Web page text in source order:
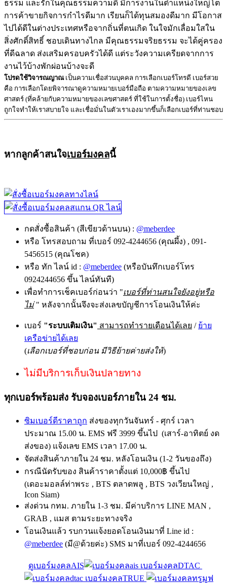
ธรรม และรักในคุณธรรมความดี มีการงานในตำแหน่งใหญ่โต
การค้าขายกิจการกำไรดีมาก เรียนก็ได้ทุนสมองดีมาก มีโอกาส
ไปได้ดีในต่างประเทศหรือจากถิ่นที่ตนเกิด ในใจมักเลื่อมใสใน
สิ่งศักดิ์สิทธิ์ ชอบเดินทางไกล มีคุณธรรมจริยธรรม จะได้คู่ครอง
ที่ดีฉลาด ส่งเสริมครอบครัวได้ดี แต่ระวังความเครียดจากการ
งานไว้บ้างพักผ่อนบ้างจะดี
โปรดใช้วิจารณญาณเป็นความเชื่อส่วนบุคคล การเลือกเบอร์โทรดี เบอร์สวย
คือ การเลือกโดยพิจารณาดูความหมายเบอร์มือถือ ตามความหมายของเลข
ศาสตร์ (ที่คล้ายกับความหมายของเลขศาสตร์ ที่ใช้ในการตั้งชื่อ) เบอร์ไหน
ถูกใจทำให้เราสบายใจ และเชื่อมั่นในตัวเราเองมากขึ้นก็เลือกเบอร์ที่ท่านชอบ
หากลูกค้าสนใจเบอร์มงคลนี้
กดสั่งซื้อสินค้า (สีเขียวด้านบน) : @meberdee
หรือ โทรสอบถาม ที่เบอร์ 092-4244656 (คุณผึ้ง) , 091-
5456515 (คุณโชค)
หรือ ทัก ไลน์ id : @meberdee (หรือบันทึกเบอร์โทร
0924244656 ขึ้น ไลน์ทันที)
เพื่อทำการเช็คเบอร์ก่อนว่า "เบอร์ที่ท่านสนใจยังอยู่หรือ
ไม่" หลังจากนั้นจึงจะส่งเลขบัญชีการโอนเงินให้ค่ะ
เบอร์ "ระบบเติมเงิน" สามารถทำรายเดือนได้เลย / ย้าย
เครือข่ายได้เลย
(เลือกเบอร์ที่ชอบก่อน มีวิธีย้ายค่ายส่งให้)
ไม่มีบริการเก็บเงินปลายทาง
ทุกเบอร์พร้อมส่ง รับจองเบอร์ภายใน 24 ชม.
ซิมเบอร์ดีราคาถูก ส่งของทุกวันจันทร์ - ศุกร์ เวลา
ประมาณ 15.00 น. EMS ฟรี 3999 ขึ้นไป (เสาร์-อาทิตย์ งด
ส่งของ) แจ้งเลข EMS เวลา 17.00 น.
จัดส่งสินค้าภายใน 24 ชม. หลังโอนเงิน (1-2 วันของถึง)
กรณีนัดรับของ สินค้าราคาตั้งแต่ 10,000฿ ขึ้นไป
(เดอะมอลล์ท่าพระ , BTS ตลาดพลู , BTS วงเวียนใหญ่ ,
Icon Siam)
ส่งด่วน กทม. ภายใน 1-3 ชม. มีค่าบริการ LINE MAN ,
GRAB , แมส ตามระยะทางจริง
โอนเงินแล้ว รบกวนแจ้งยอดโอนเงินมาที่ Line id :
@meberdee (มี@ด้วยค่ะ) SMS มาที่เบอร์ 092-4244656
ดูเบอร์มงคลAIS
เบอร์มงคลDTAC
เบอร์มงคลTRUE